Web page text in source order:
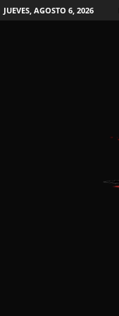
JUEVES, AGOSTO 6, 2026